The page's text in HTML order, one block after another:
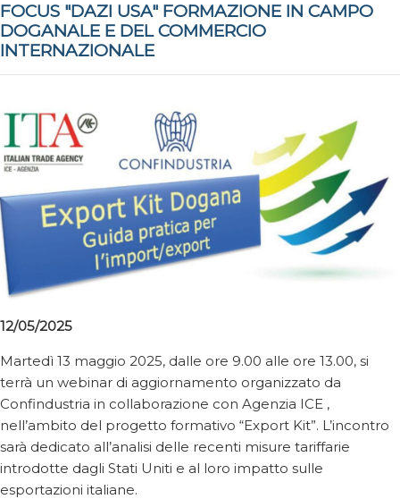
FOCUS "DAZI USA" FORMAZIONE IN CAMPO
DOGANALE E DEL COMMERCIO
INTERNAZIONALE
12/05/2025
Martedì 13 maggio 2025, dalle ore 9.00 alle ore 13.00, si
terrà un webinar di aggiornamento organizzato da
Confindustria in collaborazione con Agenzia ICE ,
nell’ambito del progetto formativo “Export Kit”. L’incontro
sarà dedicato all’analisi delle recenti misure tariffarie
introdotte dagli Stati Uniti e al loro impatto sulle
esportazioni italiane.